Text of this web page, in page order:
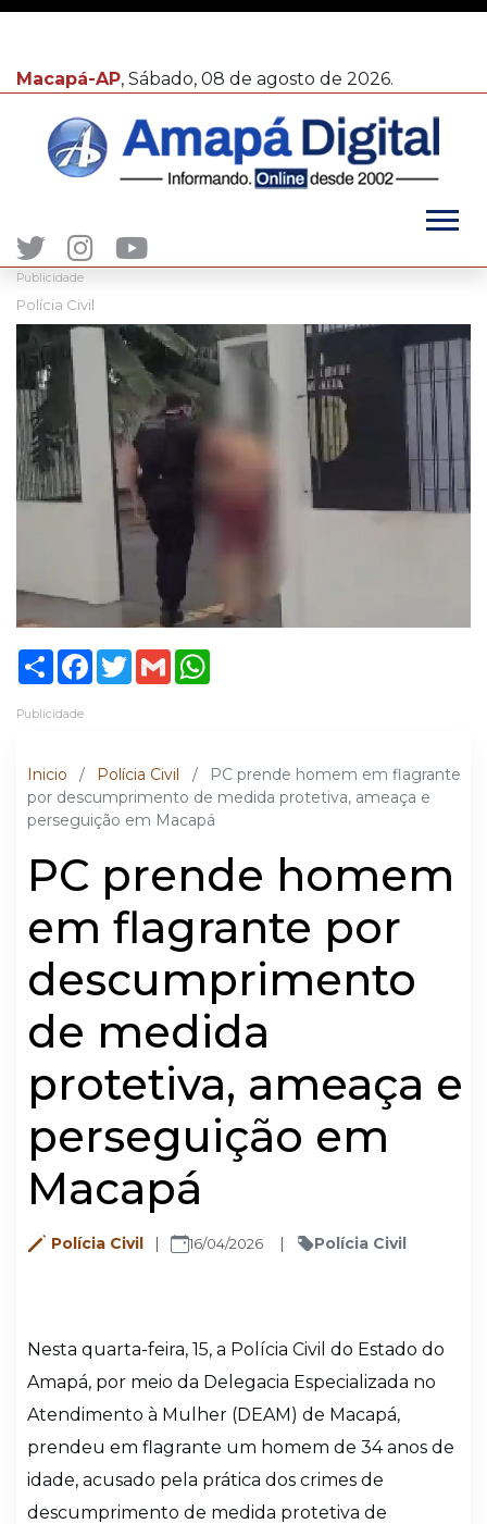
Macapá-AP, Sábado, 08 de agosto de 2026.
Publicidade
Polícia Civil
ShareFacebook
TwitterGmail
Publicidade
Inicio / Polícia Civil /
PC prende homem em flagrante
por descumprimento de medida protetiva, ameaça e
perseguição em Macapá
PC prende homem
em flagrante por
descumprimento
de medida
protetiva, ameaça e
perseguição em
Macapá
Polícia Civil 16/04/2026 Polícia Civil
Nesta quarta-feira, 15, a Polícia Civil do Estado do
Amapá, por meio da Delegacia Especializada no
Atendimento à Mulher (DEAM) de Macapá,
prendeu em flagrante um homem de 34 anos de
idade, acusado pela prática dos crimes de
descumprimento de medida protetiva de